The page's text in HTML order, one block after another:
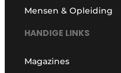
Mensen & Opleiding
HANDIGE LINKS
Magazines